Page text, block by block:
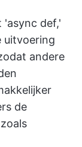
'async def,'
uitvoering
andere
de